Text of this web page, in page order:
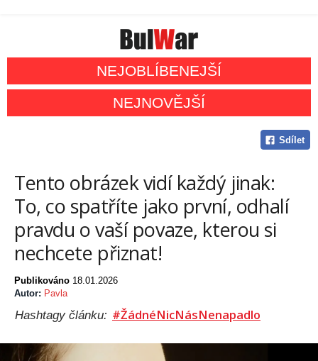
NEJOBLÍBENEJŠÍ
NEJNOVĚJŠÍ
Sdílet
Tento obrázek vidí každý jinak:
To, co spatříte jako první, odhalí
pravdu o vaší povaze, kterou si
nechcete přiznat!
Publikováno 18.01.2026
Autor: Pavla
Hashtagy článku: #ŽádnéNicNásNenapadlo